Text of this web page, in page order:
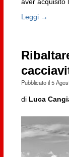
aver acquisito
Leggi →
Pubblicato il5
di Luca